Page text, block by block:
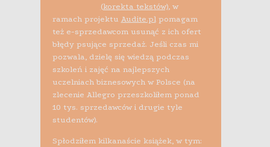
(korekta tekstów), w
ramach projektu Audite.plpomagam
też e-sprzedawcom usunąć z ich ofert
błędy psujące sprzedaż. Jeśli czas mi
pozwala, dzielę się wiedzą podczas
szkoleń i zajęć na najlepszych
uczelniach biznesowych w Polsce (na
zlecenie Allegro przeszkoliłem ponad
10 tys. sprzedawców i drugie tyle
studentów).
Spłodziłem kilkanaście książek, w tym: